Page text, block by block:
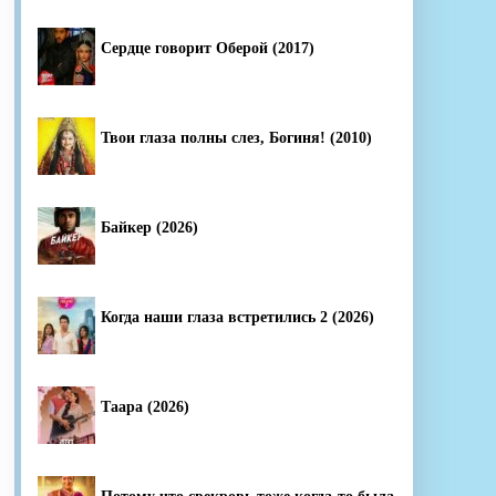
Сердце говорит Оберой (2017)
Твои глаза полны слез, Богиня! (2010)
Байкер (2026)
Когда наши глаза встретились 2 (2026)
Таара (2026)